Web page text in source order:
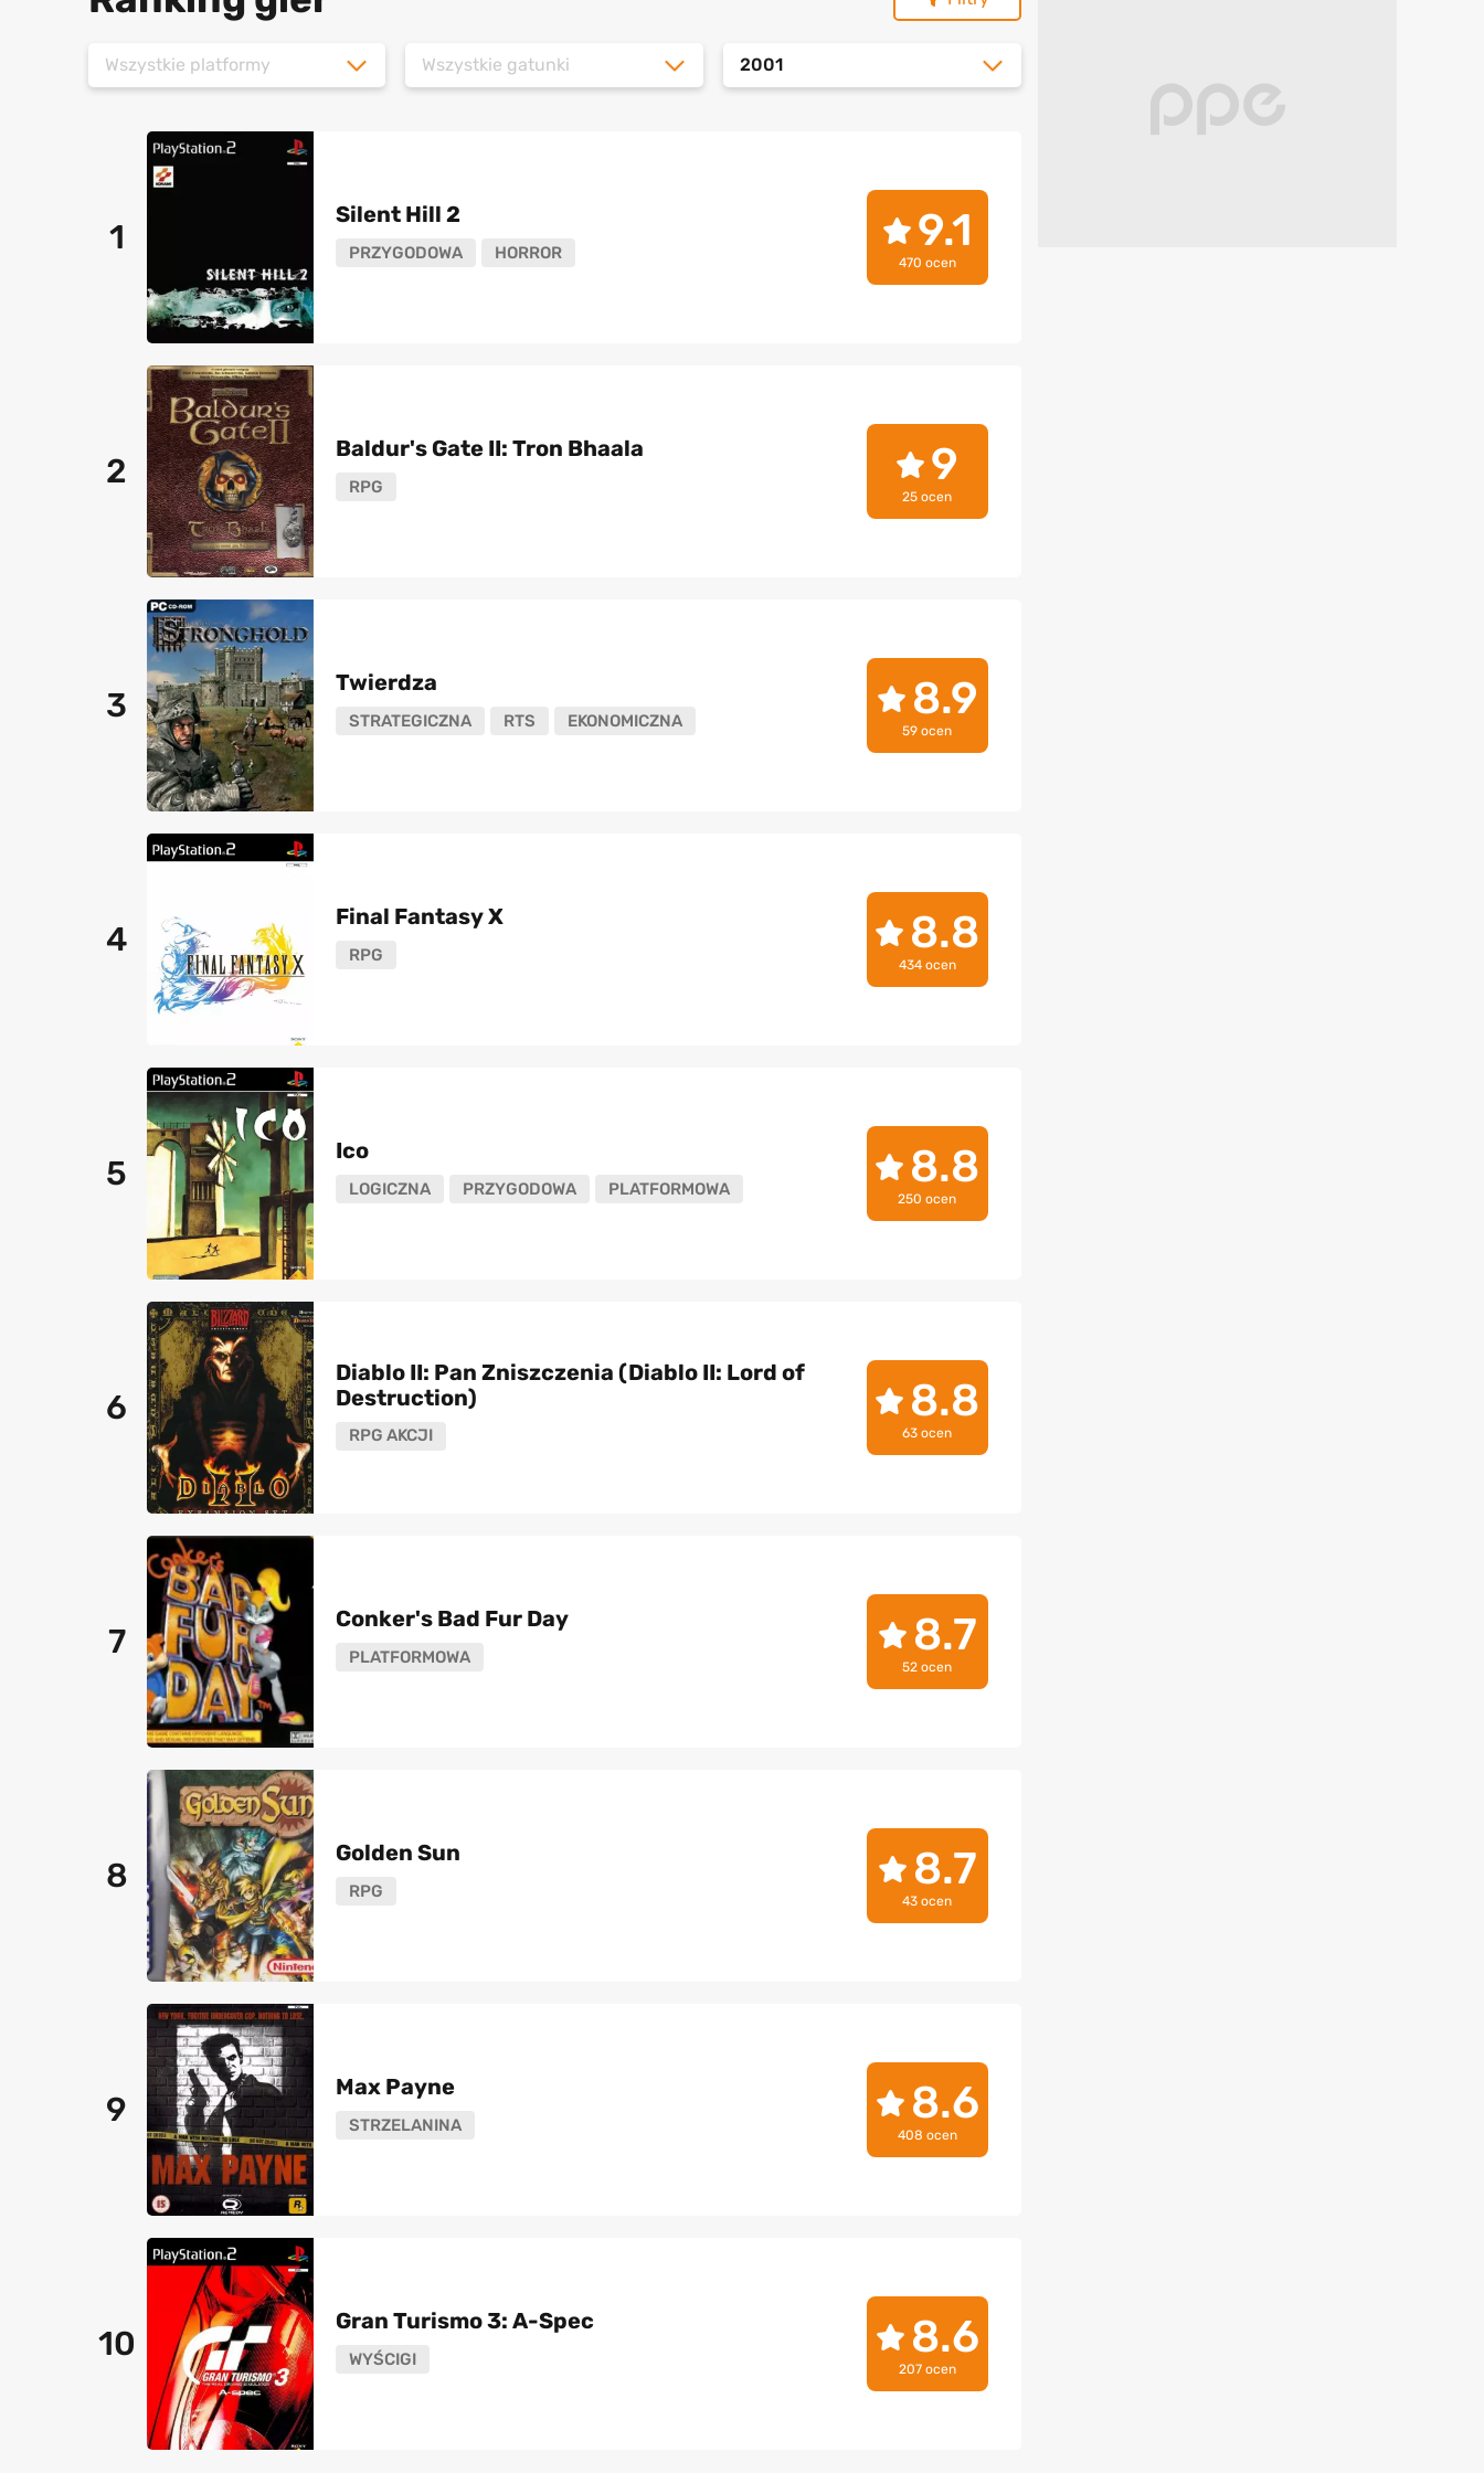
Wszystkie platformy Wszystkie gatunki 2001
1
Silent Hill 2
PRZYGODOWA HORROR 9.1
470 ocen
2
Baldur's Gate II: Tron Bhaala
RPG 9
25 ocen
3
Twierdza
STRATEGICZNA RTS EKONOMICZNA 8.9
59 ocen
4
Final Fantasy X
RPG 8.8
434 ocen
5
Ico
LOGICZNA PRZYGODOWA PLATFORMOWA 8.8
250 ocen
6
Diablo II: Pan Zniszczenia (Diablo II: Lord of
Destruction)
RPG AKCJI
8.8
63 ocen
7
Conker's Bad Fur Day
PLATFORMOWA 8.7
52 ocen
8
Golden Sun
RPG 8.7
43 ocen
9
Max Payne
STRZELANINA 8.6
408 ocen
10
Gran Turismo 3: A-Spec
WYŚCIGI 8.6
207 ocen